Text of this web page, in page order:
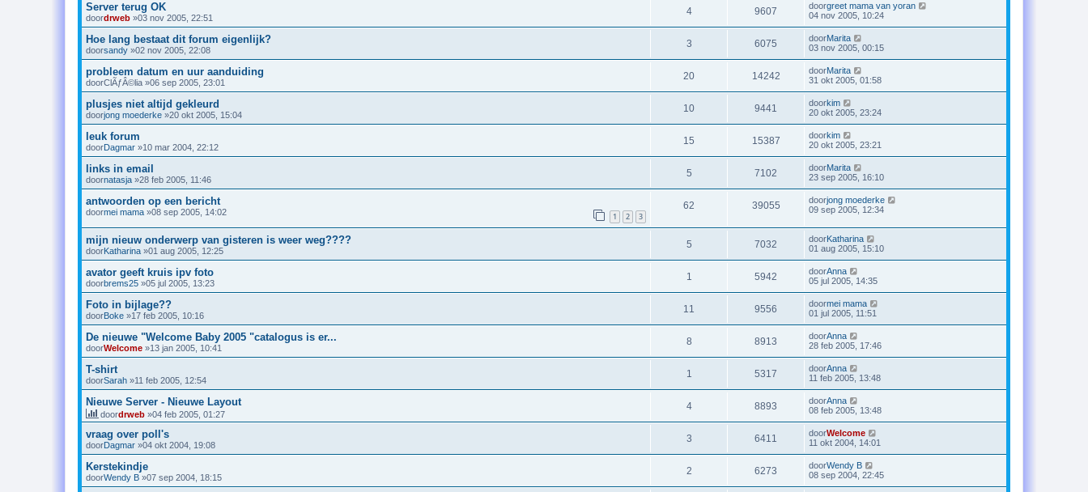
Server terug OK
doordrweb »03 nov 2005, 22:51
4 9607 doorgreet mama van yoran
04 nov 2005, 10:24
Hoe lang bestaat dit forum eigenlijk?
doorsandy »02 nov 2005, 22:08
3 6075 doorMarita
03 nov 2005, 00:15
probleem datum en uur aanduiding
doorClÃƒÂ©lia »06 sep 2005, 23:01
20 14242 doorMarita
31 okt 2005, 01:58
plusjes niet altijd gekleurd
doorjong moederke »20 okt 2005, 15:04
10 9441 doorkim
20 okt 2005, 23:24
leuk forum
doorDagmar »10 mar 2004, 22:12
15 15387 doorkim
20 okt 2005, 23:21
links in email
doornatasja »28 feb 2005, 11:46
5 7102 doorMarita
23 sep 2005, 16:10
antwoorden op een bericht
doormei mama »08 sep 2005, 14:02 1 2 3
62 39055 doorjong moederke
09 sep 2005, 12:34
mijn nieuw onderwerp van gisteren is weer weg????
doorKatharina »01 aug 2005, 12:25
5 7032 doorKatharina
01 aug 2005, 15:10
avator geeft kruis ipv foto
doorbrems25 »05 jul 2005, 13:23
1 5942 doorAnna
05 jul 2005, 14:35
Foto in bijlage??
doorBoke »17 feb 2005, 10:16
11 9556 doormei mama
01 jul 2005, 11:51
De nieuwe "Welcome Baby 2005 "catalogus is er...
doorWelcome »13 jan 2005, 10:41
8 8913 doorAnna
28 feb 2005, 17:46
T-shirt
doorSarah »11 feb 2005, 12:54
1 5317 doorAnna
11 feb 2005, 13:48
Nieuwe Server - Nieuwe Layout
doordrweb »04 feb 2005, 01:27
4 8893 doorAnna
08 feb 2005, 13:48
vraag over poll's
doorDagmar »04 okt 2004, 19:08
3 6411 doorWelcome
11 okt 2004, 14:01
Kerstekindje
doorWendy B »07 sep 2004, 18:15
2 6273 doorWendy B
08 sep 2004, 22:45